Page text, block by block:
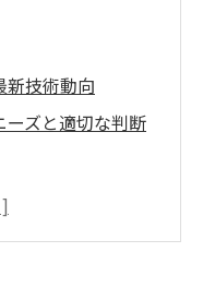
新技術動向
ーズと適切な判断
方